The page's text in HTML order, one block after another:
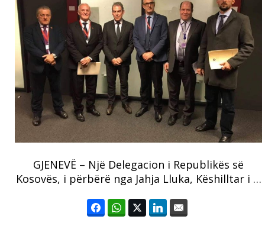
GJENEVË – Një Delegacion i Republikës së
Kosovës, i përbërë nga Jahja Lluka, Këshilltar i …